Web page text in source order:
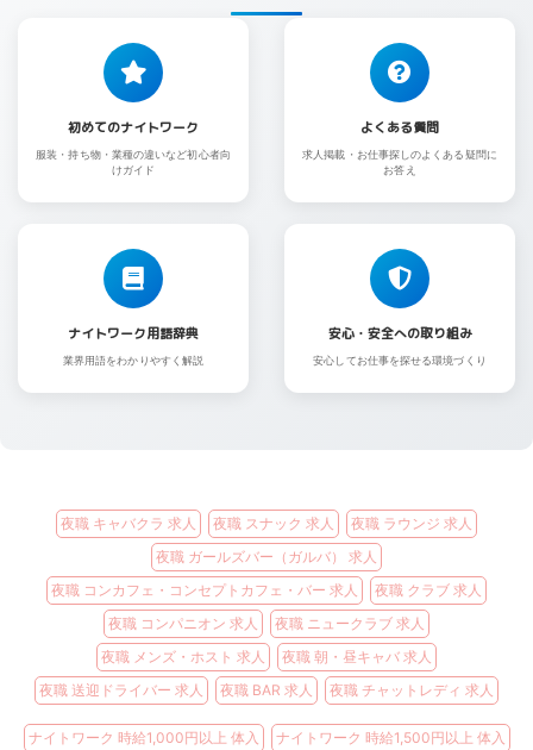
初めてのナイトワーク
服装・持ち物・業種の違いなど初心者向
けガイド
よくある質問
求人掲載・お仕事探しのよくある疑問に
お答え
ナイトワーク用語辞典
業界用語をわかりやすく解説
安心・安全への取り組み
安心してお仕事を探せる環境づくり
夜職 キャバクラ 求人 夜職 スナック 求人
夜職 ラウンジ 求人
夜職 ガールズバー（ガルバ） 求人
夜職 コンカフェ・コンセプトカフェ・バー 求人
夜職 クラブ 求人
夜職 コンパニオン 求人
夜職 ニュークラブ 求人
夜職 メンズ・ホスト 求人
夜職 朝・昼キャバ 求人
夜職 送迎ドライバー 求人
夜職 BAR 求人 夜職 チャットレディ 求人
ナイトワーク 時給1,000円以上 体入
ナイトワーク 時給1,500円以上 体入